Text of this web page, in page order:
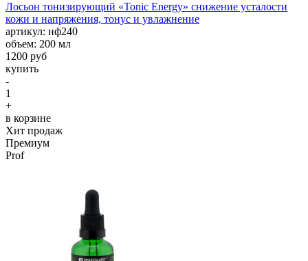
Лосьон тонизирующий «Tonic Energy» снижение усталости
кожи и напряжения, тонус и увлажнение
aртикул: нф240
объем: 200 мл
1200 руб
купить
-
1
+
в корзине
Хит продаж
Премиум
Prof